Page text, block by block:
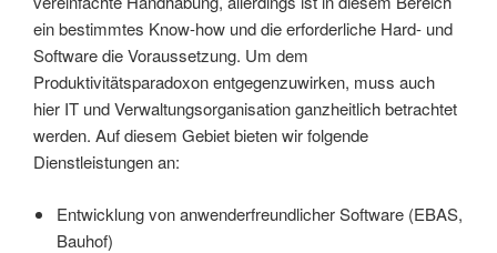
ein bestimmtes Know-how und die erforderliche Hard- und
Software die Voraussetzung. Um dem
Produktivitätsparadoxon entgegenzuwirken, muss auch
hier IT und Verwaltungsorganisation ganzheitlich betrachtet
werden. Auf diesem Gebiet bieten wir folgende
Dienstleistungen an:
Entwicklung von anwenderfreundlicher Software (EBAS,
Bauhof)